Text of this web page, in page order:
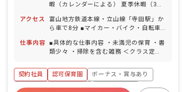
暇（カレンダーによる） 夏季休暇（3日
（取得率100％／半日単位での取得可／
5日以上の連休可） 慶弔休暇 産前産後・
育児休暇（取得率・復帰率ともに
100％） 介護・看護休暇 ※年間休日104
を概ね月1回で分配しており、お休みが
取りやすいように配慮しています。予め
アクセス
富山地方鉄道本線・立山線「寺田駅」か
ら車で8分 ■マイカー・バイク・自転車
に川が流れており、周囲を畑に囲まれて
いるので気軽に自然と触れ合うことがで
仕事内容
■具体的な仕事内容 ・未満児の保育 ・書
類少々 ・掃除を含む雑務 ＜クラス定員
ラス 14名／職員5名 2歳児クラス 17
名／職員6名 3歳児クラス 33名／職員6
名 4歳児クラス 35名／職員3名 5歳児
契約社員 認可保育園
ボーナス・賞与あり
寮・住宅・家賃補助あり
社会保険完備